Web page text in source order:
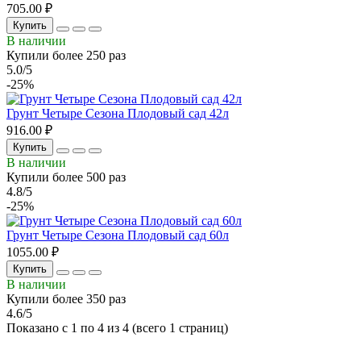
705.00 ₽
Купить
В наличии
Купили более 250 раз
5.0/5
-25%
Грунт Четыре Сезона Плодовый сад 42л
916.00 ₽
Купить
В наличии
Купили более 500 раз
4.8/5
-25%
Грунт Четыре Сезона Плодовый сад 60л
1055.00 ₽
Купить
В наличии
Купили более 350 раз
4.6/5
Показано с 1 по 4 из 4 (всего 1 страниц)